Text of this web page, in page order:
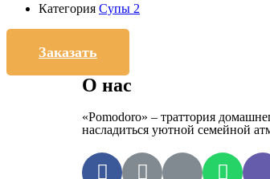
Категория Супы 2
Заказать
О нас
«Pomodoro» – траттория
насладиться уютной семейной